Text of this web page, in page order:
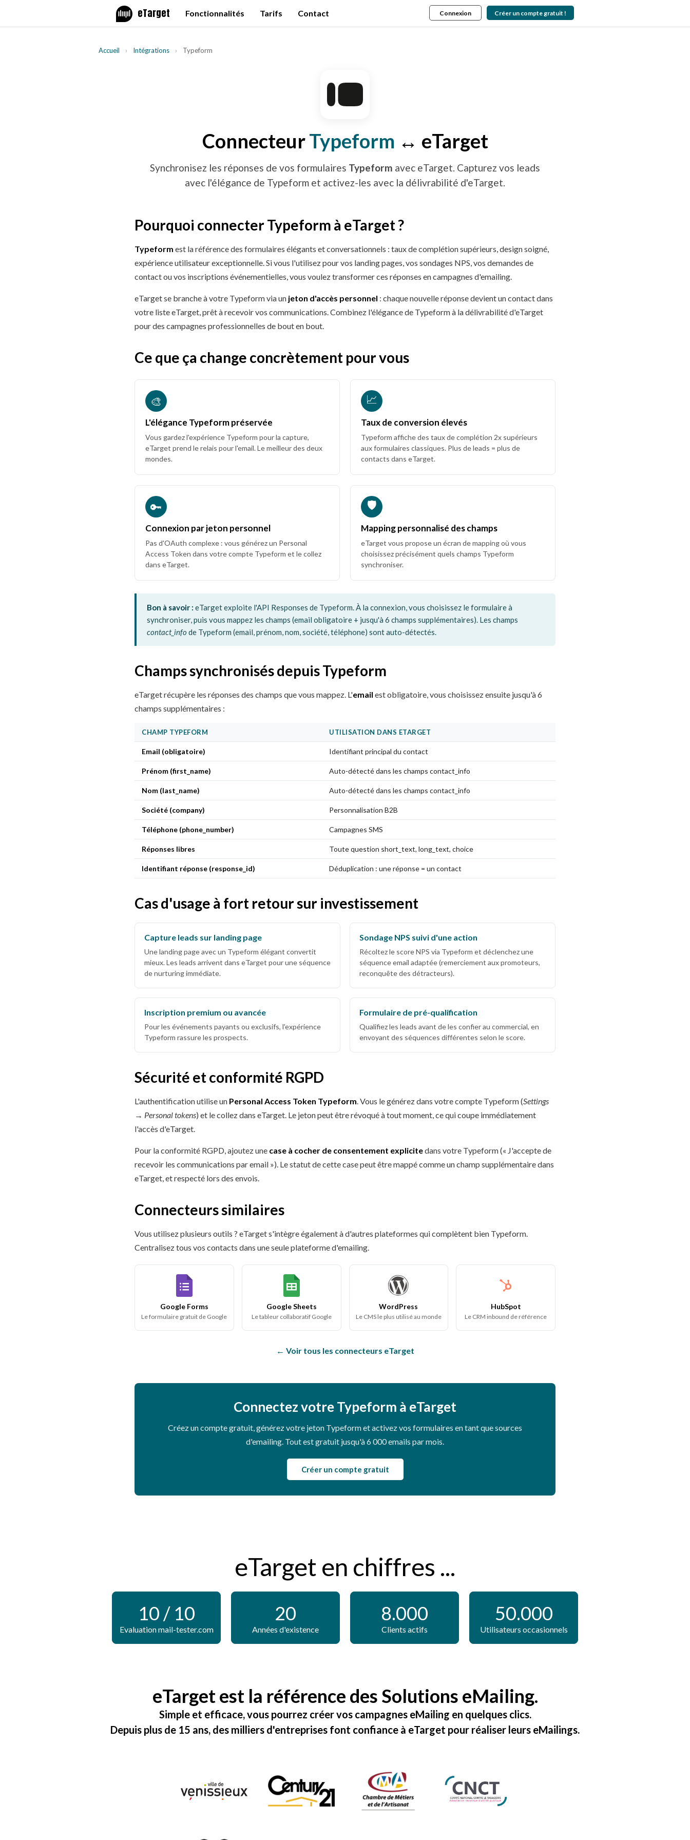
eTarget Fonctionnalités Tarifs Contact Connexion Créer un compte gratuit !
Accueil › Intégrations › Typeform
ConnecteurTypeform ↔ eTarget
Synchronisez les réponses de vos formulaires Typeform avec eTarget. Capturez vos leads
avec l'élégance de Typeform et activez-les avec la délivrabilité d'eTarget.
Pourquoi connecter Typeform à eTarget ?
Typeform est la référence des formulaires élégants et conversationnels : taux de complétion supérieurs, design soigné,
expérience utilisateur exceptionnelle. Si vous l'utilisez pour vos landing pages, vos sondages NPS, vos demandes de
contact ou vos inscriptions événementielles, vous voulez transformer ces réponses en campagnes d'emailing.
eTarget se branche à votre Typeform via un jeton d'accès personnel : chaque nouvelle réponse devient un contact dans
votre liste eTarget, prêt à recevoir vos communications. Combinez l'élégance de Typeform à la délivrabilité d'eTarget
pour des campagnes professionnelles de bout en bout.
Ce que ça change concrètement pour vous
🎨
L'élégance Typeform préservée
Vous gardez l'expérience Typeform pour la capture,
eTarget prend le relais pour l'email. Le meilleur des deux
mondes.
📈
Taux de conversion élevés
Typeform affiche des taux de complétion 2x supérieurs
aux formulaires classiques. Plus de leads = plus de
contacts dans eTarget.
🔑
Connexion par jeton personnel
Pas d'OAuth complexe : vous générez un Personal
Access Token dans votre compte Typeform et le collez
dans eTarget.
🛡️
Mapping personnalisé des champs
eTarget vous propose un écran de mapping où vous
choisissez précisément quels champs Typeform
synchroniser.
Bon à savoir : eTarget exploite l'API Responses de Typeform. À la connexion, vous choisissez le formulaire à
synchroniser, puis vous mappez les champs (email obligatoire + jusqu'à 6 champs supplémentaires). Les champs
contact_info de Typeform (email, prénom, nom, société, téléphone) sont auto-détectés.
Champs synchronisés depuis Typeform
eTarget récupère les réponses des champs que vous mappez. L'email est obligatoire, vous choisissez ensuite jusqu'à 6
champs supplémentaires :
CHAMP TYPEFORM UTILISATION DANS ETARGET
Email (obligatoire) Identifiant principal du contact
Prénom (first_name) Auto-détecté dans les champs contact_info
Nom (last_name) Auto-détecté dans les champs contact_info
Société (company) Personnalisation B2B
Téléphone (phone_number) Campagnes SMS
Réponses libres Toute question short_text, long_text, choice
Identifiant réponse (response_id) Déduplication : une réponse = un contact
Cas d'usage à fort retour sur investissement
Capture leads sur landing page
Une landing page avec un Typeform élégant convertit
mieux. Les leads arrivent dans eTarget pour une séquence
de nurturing immédiate.
Sondage NPS suivi d'une action
Récoltez le score NPS via Typeform et déclenchez une
séquence email adaptée (remerciement aux promoteurs,
reconquête des détracteurs).
Inscription premium ou avancée
Pour les événements payants ou exclusifs, l'expérience
Typeform rassure les prospects.
Formulaire de pré-qualification
Qualifiez les leads avant de les confier au commercial, en
envoyant des séquences différentes selon le score.
Sécurité et conformité RGPD
L'authentification utilise un Personal Access Token Typeform. Vous le générez dans votre compte Typeform (Settings
→ Personal tokens) et le collez dans eTarget. Le jeton peut être révoqué à tout moment, ce qui coupe immédiatement
l'accès d'eTarget.
Pour la conformité RGPD, ajoutez une case à cocher de consentement explicitedans votre Typeform (« J'accepte de
recevoir les communications par email »). Le statut de cette case peut être mappé comme un champ supplémentaire dans
eTarget, et respecté lors des envois.
Connecteurs similaires
Vous utilisez plusieurs outils ? eTarget s'intègre également à d'autres plateformes qui complètent bien Typeform.
Centralisez tous vos contacts dans une seule plateforme d'emailing.
Google Forms
Le formulaire gratuit de Google
Google Sheets
Le tableur collaboratif Google
WordPress
Le CMS le plus utilisé au monde
HubSpot
Le CRM inbound de référence
← Voir tous les connecteurs eTarget
Connectez votre Typeform à eTarget
Créez un compte gratuit, générez votre jeton Typeform et activez vos formulaires en tant que sources
d'emailing. Tout est gratuit jusqu'à 6 000 emails par mois.
Créer un compte gratuit
eTarget en chiffres ...
10 / 10
Evaluation mail-tester.com
20
Années d'existence
8.000
Clients actifs
50.000
Utilisateurs occasionnels
eTarget est la référence des Solutions eMailing.
Simple et efficace, vous pourrez créer vos campagnes eMailing en quelques clics.
Depuis plus de 15 ans, des milliers d'entreprises font confiance à eTarget pour réaliser leurs eMailings.